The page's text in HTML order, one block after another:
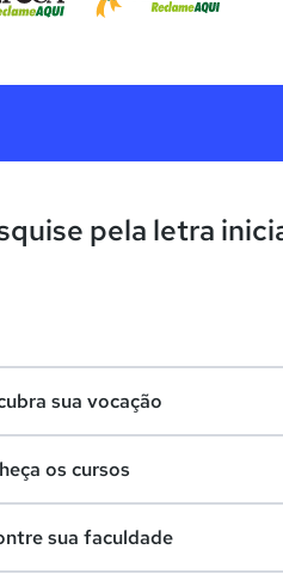
pela letra
sua vocação
de profissões
os cursos
sua faculdade